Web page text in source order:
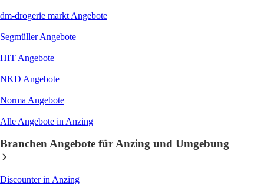
dm-drogerie markt Angebote
SegmüllerAngebote
HIT Angebote
NKD Angebote
Norma Angebote
Alle Angebote in Anzing
Branchen Angebote für Anzing und Umgebung
Discounterin Anzing